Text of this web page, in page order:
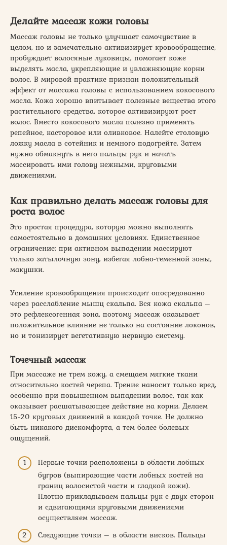
Делайте массаж кожи головы
Массаж головы не только улучшает самочувствие в
целом, но и замечательно активизирует кровообращение,
пробуждает волосяные луковицы, помогает коже
выделять масла, укрепляющие и увлажняющие корни
волос. В мировой практике признан положительный
эффект от массажа головы с использованием кокосового
масла. Кожа хорошо впитывает полезные вещества этого
растительного средства, которое активизируют рост
волос. Вместо кокосового масла полезно применять
репейное, касторовое или оливковое. Налейте столовую
ложку масла в сотейник и немного подогрейте. Затем
нужно обмакнуть в него пальцы рук и начать
массировать ими голову нежными, круговыми
движениями.
Как правильно делать массаж головы для
роста волос
Это простая процедура, которую можно выполнять
самостоятельно в домашних условиях. Единственное
ограничение: при активном выпадении массируют
только затылочную зону, избегая лобно-теменной зоны,
макушки.
Усиление кровообращения происходит опосредованно
через расслабление мышц скальпа. Вся кожа скальпа –
это рефлексогенная зона, поэтому массаж оказывает
положительное влияние не только на состояние локонов,
но и тонизирует вегетативную нервную систему.
Точечный массаж
При массаже не трем кожу, а смещаем мягкие ткани
относительно костей черепа. Трение наносит только вред,
особенно при повышенном выпадении волос, так как
оказывает расшатывающее действие на корни. Делаем
15-20 круговых движений в каждой точке. Не должно
быть никакого дискомфорта, а тем более болевых
ощущений.
Первые точки расположены в области лобных
бугров (выпирающие части лобных костей на
границ волосистой части и гладкой кожи).
Плотно прикладываем пальцы рук с двух сторон
и сдвигающими круговыми движениями
осуществляем массаж.
Следующие точки – в области висков. Пальцы